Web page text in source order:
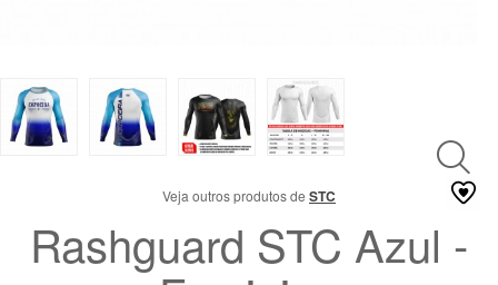
(21)
9
8309-
WhatsApp
Veja outros produtos de STC
Rashguard STC Azul -